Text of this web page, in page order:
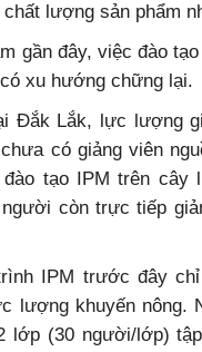
lượng sản phẩm
gần đây, việc đào
xu hướng chững lại.
Đắk Lắk, lực lượng
có giảng viên
tạo IPM trên cây
còn trực tiếp
IPM trước đây
lượng khuyến nông.
lớp (30 người/lớp)